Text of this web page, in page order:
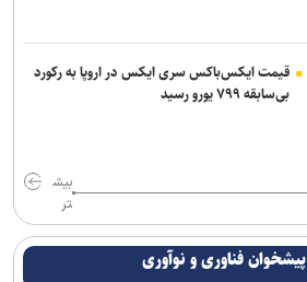
قیمت ایکس‌باکس سری ایکس در اروپا به رکورد
بی‌سابقه ۷۹۹ یورو رسید
بیش
تر
پیشخوان فناوری و نوآوری